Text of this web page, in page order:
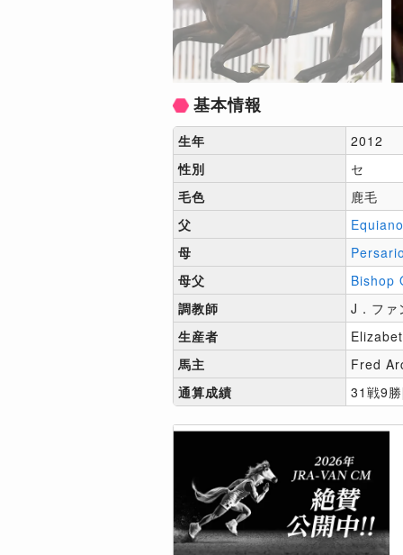
基本情報
生年
2012
性別
セ
毛色
鹿毛
父
Equiano
母
母父
Bishop
調教師
J．ファ
生産者
馬主
Fred
通算成績
31戦9